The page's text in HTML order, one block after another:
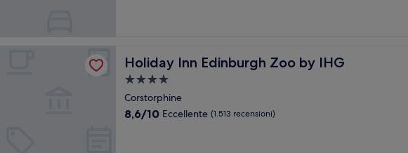
Holiday Inn Edinburgh Zoo by IHG
Holiday Inn Edinburgh Zoo by IHG
Struttura
a
4.0
Corstorphine
8.6
8,6/10 Eccellente (1.513 recensioni)